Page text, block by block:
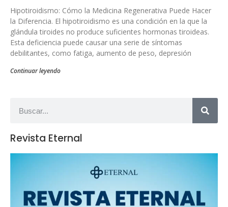
Hipotiroidismo: Cómo la Medicina Regenerativa Puede Hacer
la Diferencia. El hipotiroidismo es una condición en la que la
glándula tiroides no produce suficientes hormonas tiroideas.
Esta deficiencia puede causar una serie de síntomas
debilitantes, como fatiga, aumento de peso, depresión
Continuar leyendo
Revista Eternal